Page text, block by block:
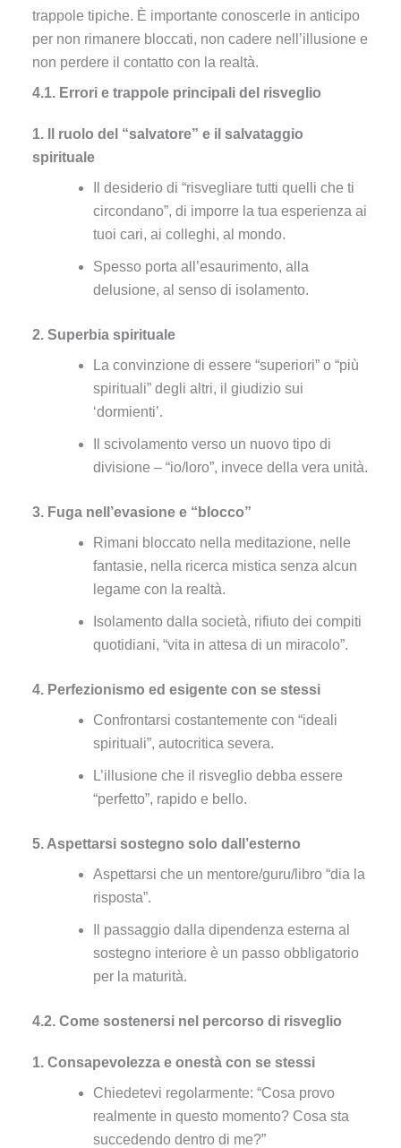
trappole tipiche. È importante conoscerle in anticipo
per non rimanere bloccati, non cadere nell’illusione e
non perdere il contatto con la realtà.
4.1. Errori e trappole principali del risveglio
1. Il ruolo del “salvatore” e il salvataggio
spirituale
Il desiderio di “risvegliare tutti quelli che ti
circondano”, di imporre la tua esperienza ai
tuoi cari, ai colleghi, al mondo.
Spesso porta all’esaurimento, alla
delusione, al senso di isolamento.
2. Superbia spirituale
La convinzione di essere “superiori” o “più
spirituali” degli altri, il giudizio sui
‘dormienti’.
Il scivolamento verso un nuovo tipo di
divisione – “io/loro”, invece della vera unità.
3. Fuga nell’evasione e “blocco”
Rimani bloccato nella meditazione, nelle
fantasie, nella ricerca mistica senza alcun
legame con la realtà.
Isolamento dalla società, rifiuto dei compiti
quotidiani, “vita in attesa di un miracolo”.
4. Perfezionismo ed esigente con se stessi
Confrontarsi costantemente con “ideali
spirituali”, autocritica severa.
L’illusione che il risveglio debba essere
“perfetto”, rapido e bello.
5. Aspettarsi sostegno solo dall’esterno
Aspettarsi che un mentore/guru/libro “dia la
risposta”.
Il passaggio dalla dipendenza esterna al
sostegno interiore è un passo obbligatorio
per la maturità.
4.2. Come sostenersi nel percorso di risveglio
1. Consapevolezza e onestà con se stessi
Chiedetevi regolarmente: “Cosa provo
realmente in questo momento? Cosa sta
succedendo dentro di me?”